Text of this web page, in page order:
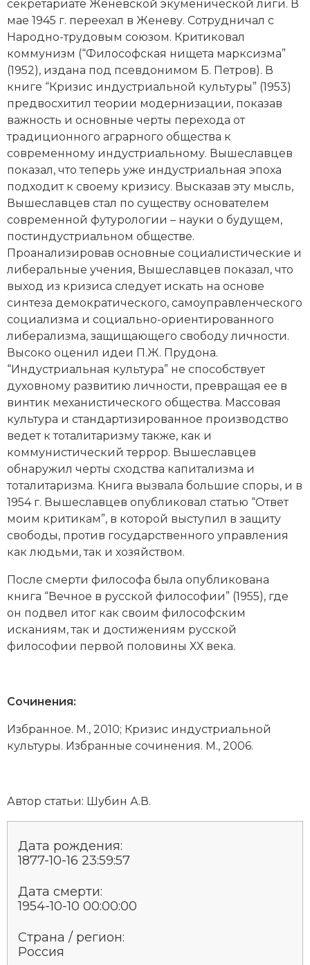
секретариате Женевской экуменической лиги. В
мае 1945 г. переехал в Женеву. Сотрудничал с
Народно-трудовым союзом. Критиковал
коммунизм (“Философская нищета марксизма”
(1952), издана под псевдонимом Б. Петров). В
книге “Кризис индустриальной культуры” (1953)
предвосхитил теории модернизации, показав
важность и основные черты перехода от
традиционного аграрного общества к
современному индустриальному. Вышеславцев
показал, что теперь уже индустриальная эпоха
подходит к своему кризису. Высказав эту мысль,
Вышеславцев стал по существу основателем
современной футурологии – науки о будущем,
постиндустриальном обществе.
Проанализировав основные социалистические и
либеральные учения, Вышеславцев показал, что
выход из кризиса следует искать на основе
синтеза демократического, самоуправленческого
социализма и социально-ориентированного
либерализма, защищающего свободу личности.
Высоко оценил идеи П.Ж. Прудона.
“Индустриальная культура” не способствует
духовному развитию личности, превращая ее в
винтик механистического общества. Массовая
культура и стандартизированное производство
ведет к тоталитаризму также, как и
коммунистический террор. Вышеславцев
обнаружил черты сходства капитализма и
тоталитаризма. Книга вызвала большие споры, и в
1954 г. Вышеславцев опубликовал статью “Ответ
моим критикам”, в которой выступил в защиту
свободы, против государственного управления
как людьми, так и хозяйством.
После смерти философа была опубликована
книга “Вечное в русской философии” (1955), где
он подвел итог как своим философским
исканиям, так и достижениям русской
философии первой половины ХХ века.
Сочинения:
Избранное. М., 2010; Кризис индустриальной
культуры. Избранные сочинения. М., 2006.
Автор статьи: Шубин А.В.
Дата рождения:
1877-10-16 23:59:57
Дата смерти:
1954-10-10 00:00:00
Страна / регион:
Россия